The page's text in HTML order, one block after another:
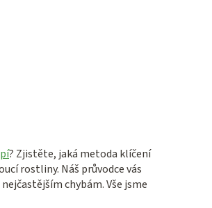
? Zjistěte, jaká metoda klíčení
rostliny. Náš průvodce vás
chybám. Vše jsme